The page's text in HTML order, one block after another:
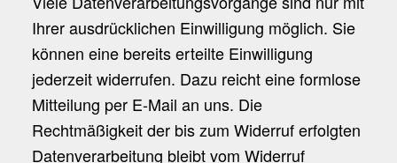
Ihrer ausdrücklichen Einwilligung möglich. Sie
können eine bereits erteilte Einwilligung
jederzeit widerrufen. Dazu reicht eine formlose
Mitteilung per E-Mail an uns. Die
Rechtmäßigkeit der bis zum Widerruf erfolgten
Datenverarbeitung bleibt vom Widerruf